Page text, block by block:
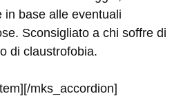
in base alle eventuali
Sconsigliato a chi soffre di
di claustrofobia.
mks_accordion]